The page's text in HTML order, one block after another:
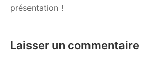
présentation !
Laisser un commentaire